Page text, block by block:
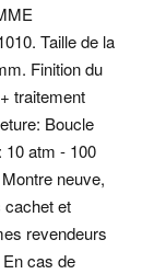
Taille de la
Finition du
traitement
Boucle
10 atm - 100
neuve,
cachet et
revendeurs
cas de